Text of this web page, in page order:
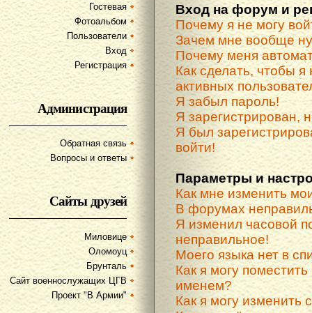
Гостевая
Фотоальбом
Пользователи
Вход
Регистрация
Администрация
Обратная связь
Вопросы и ответы
Сайты друзей
Миловице
Оломоуц
Брунталь
Сайт военнослужащих ЦГВ
Проект "В Армии"
Вход на форум и
Почему я не могу
Зачем мне вообще
Почему меня
Как сделать, чтобы я
активных
Я забыл пароль!
Я зарегистрирован,
Я был
войти!
Параметры и
Как мне изменить
В форумах
Я изменил часовой
неправильное!
Моего языка нет в
Как я могу
именем?
Как я могу изменить